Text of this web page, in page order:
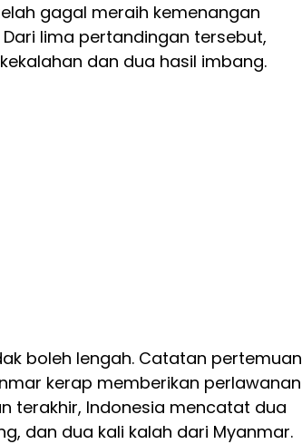
gagal meraih kemenangan
lima pertandingan tersebut,
dan dua hasil imbang.
boleh lengah. Catatan pertemuan
kerap memberikan perlawanan
terakhir, Indonesia mencatat dua
dan dua kali kalah dari Myanmar.